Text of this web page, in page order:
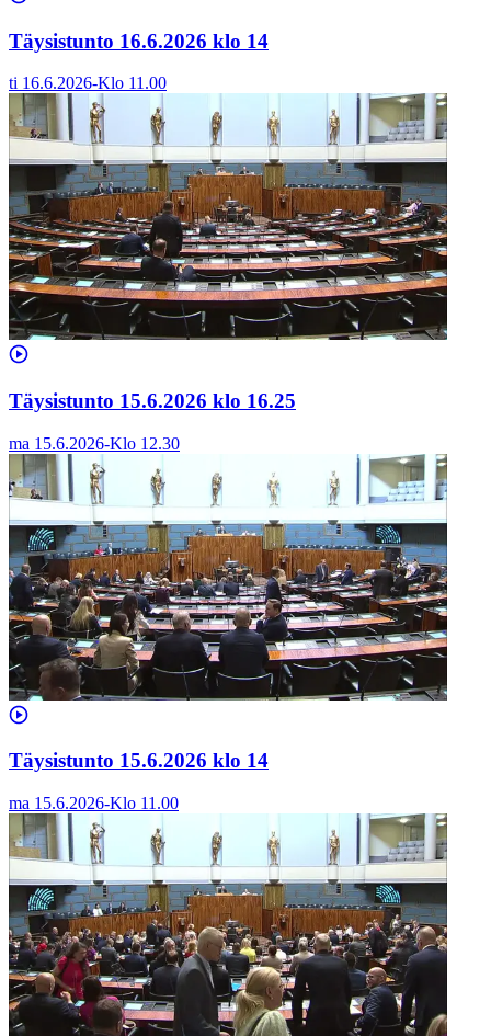
Täysistunto 16.6.2026 klo 14
ti 16.6.2026-Klo 11.00
Täysistunto 15.6.2026 klo 16.25
ma 15.6.2026-Klo 12.30
Täysistunto 15.6.2026 klo 14
ma 15.6.2026-Klo 11.00